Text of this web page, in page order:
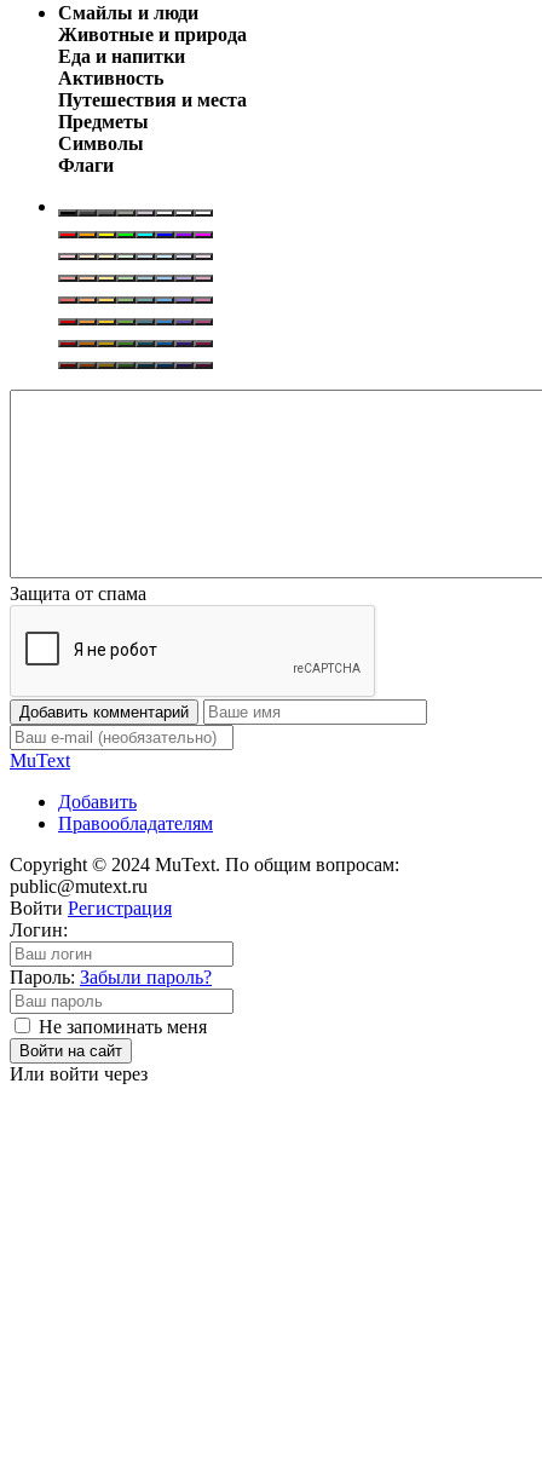
Смайлы и люди
Животные и природа
Еда и напитки
Активность
Путешествия и места
Предметы
Символы
Флаги
Защита от спама
Добавить комментарий
MuText
Добавить
Правообладателям
Copyright © 2024 MuText. По общим вопросам:
public@mutext.ru
Войти Регистрация
Логин:
Пароль: Забыли пароль?
Не запоминать меня
Войти на сайт
Или войти через